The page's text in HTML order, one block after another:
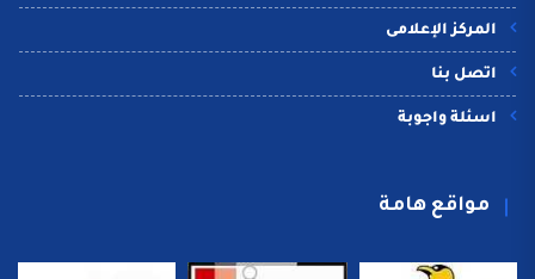
المركز الإعلامى
اتصل بنا
اسئلة واجوبة
مواقع هامة